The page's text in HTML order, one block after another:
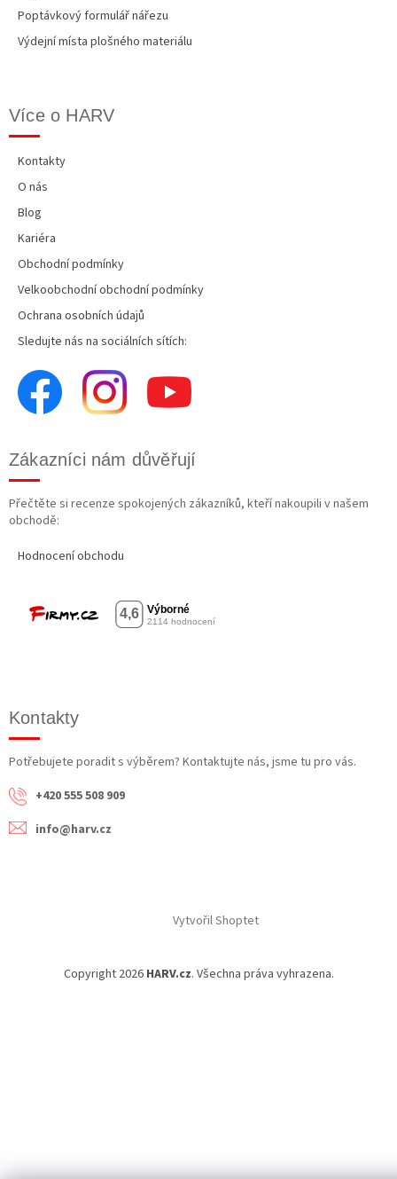
Poptávkový formulář nářezu
Výdejní místa plošného materiálu
Více o HARV
Kontakty
O nás
Blog
Kariéra
Obchodní podmínky
Velkoobchodní obchodní podmínky
Ochrana osobních údajů
Sledujte nás na sociálních sítích:
Zákazníci nám důvěřují
Přečtěte si recenze spokojených zákazníků, kteří nakoupili v našem
obchodě:
Hodnocení obchodu
Kontakty
Potřebujete poradit s výběrem? Kontaktujte nás, jsme tu pro vás.
+420 555 508 909
info@harv.cz
Vytvořil Shoptet
Copyright 2026 HARV.cz. Všechna práva vyhrazena.